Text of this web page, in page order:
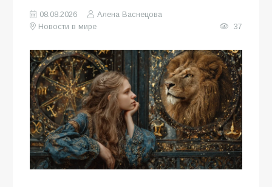
08.08.2026
Алена Васнецова
Новости в мире
37